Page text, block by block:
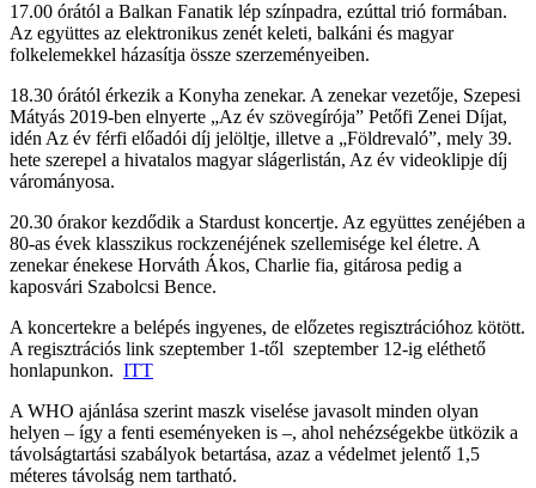
17.00 órától a Balkan Fanatik lép színpadra, ezúttal trió formában.
Az együttes az elektronikus zenét keleti, balkáni és magyar
folkelemekkel házasítja össze szerzeményeiben.
18.30 órától érkezik a Konyha zenekar. A zenekar vezetője, Szepesi
Mátyás 2019-ben elnyerte „Az év szövegírója” Petőfi Zenei Díjat,
idén Az év férfi előadói díj jelöltje, illetve a „Földrevaló”, mely 39.
hete szerepel a hivatalos magyar slágerlistán, Az év videoklipje díj
várományosa.
20.30 órakor kezdődik a Stardust koncertje. Az együttes zenéjében a
80-as évek klasszikus rockzenéjének szellemisége kel életre. A
zenekar énekese Horváth Ákos, Charlie fia, gitárosa pedig a
kaposvári Szabolcsi Bence.
A koncertekre a belépés ingyenes, de előzetes regisztrációhoz kötött.
A regisztrációs link szeptember 1-től szeptember 12-ig eléthető
honlapunkon. ITT
A WHO ajánlása szerint maszk viselése javasolt minden olyan
helyen – így a fenti eseményeken is –, ahol nehézségekbe ütközik a
távolságtartási szabályok betartása, azaz a védelmet jelentő 1,5
méteres távolság nem tartható.